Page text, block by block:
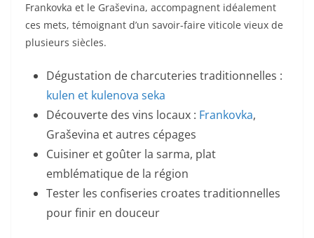
Frankovka et le Graševina, accompagnent idéalement
ces mets, témoignant d’un savoir-faire viticole vieux de
plusieurs siècles.
Dégustation de charcuteries traditionnelles :
kulen et kulenova seka
Découverte des vins locaux : Frankovka,
Graševina et autres cépages
Cuisiner et goûter la sarma, plat
emblématique de la région
Tester les confiseries croates traditionnelles
pour finir en douceur